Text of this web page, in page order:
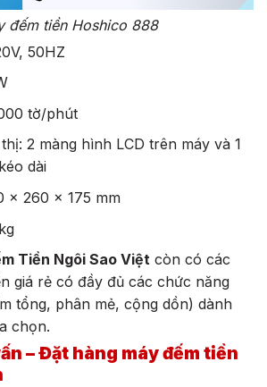
đếm tiền Hoshico 888
50HZ
tờ/phút
2 màng hình LCD trên máy và 1
dài
x 260 x 175 mm
Tiền Ngôi Sao Việt còn có các
giá rẻ có đầy đủ các chức năng
tổng, phân mẻ, cộng dồn) dành
chọn.
– Đặt hàng máy đếm tiền